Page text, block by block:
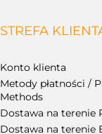
STREFA
Konto klienta
Metody płatności /
Methods
Dostawa na terenie
Dostawa na terenie